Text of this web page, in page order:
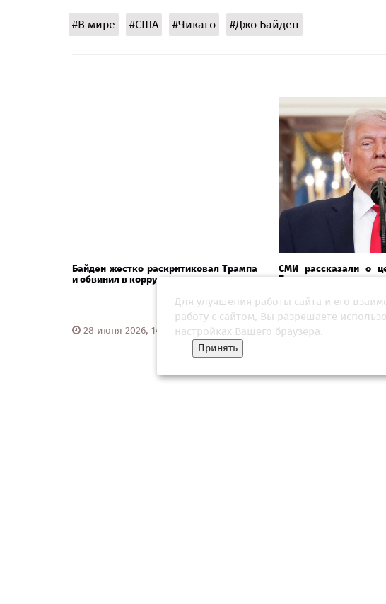
#В мире #США #Чикаго #Джо Байден
Байден жестко раскритиковал Трампа
и обвинил в коррупции
28 июня 2026, 14:34
СМИ рассказали о
Трампа к нации
02 апреля 2026, 13:01
Для улучшения работы сайта и его
работу с сайтом, Вы разрешаете
настройках Вашего браузера.
Принять